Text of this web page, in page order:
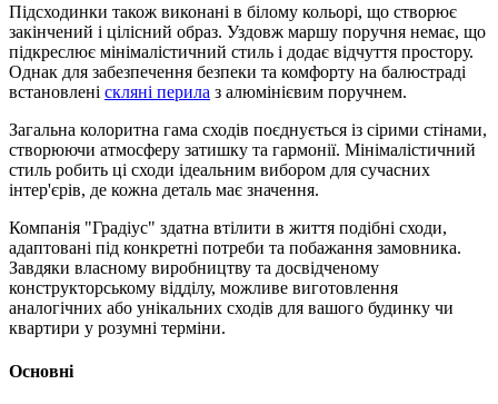
Підсходинки також виконані в білому кольорі, що створює
закінчений і цілісний образ. Уздовж маршу поручня немає, що
підкреслює мінімалістичний стиль і додає відчуття простору.
Однак для забезпечення безпеки та комфорту на балюстраді
встановлені скляні перила з алюмінієвим поручнем.
Загальна колоритна гама сходів поєднується із сірими стінами,
створюючи атмосферу затишку та гармонії. Мінімалістичний
стиль робить ці сходи ідеальним вибором для сучасних
інтер'єрів, де кожна деталь має значення.
Компанія "Градіус" здатна втілити в життя подібні сходи,
адаптовані під конкретні потреби та побажання замовника.
Завдяки власному виробництву та досвідченому
конструкторському відділу, можливе виготовлення
аналогічних або унікальних сходів для вашого будинку чи
квартири у розумні терміни.
Основні